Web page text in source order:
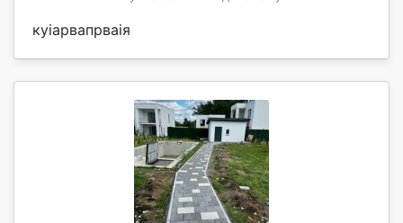
куіарвапрваія